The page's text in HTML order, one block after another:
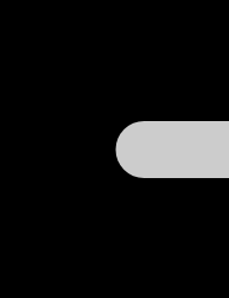
для любителей
всех прочих есть